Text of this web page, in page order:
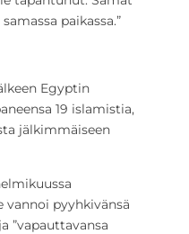
paikassa.”
Egyptin
19 islamistia,
jälkimmäiseen
vannoi pyyhkivänsä
”vapauttavansa